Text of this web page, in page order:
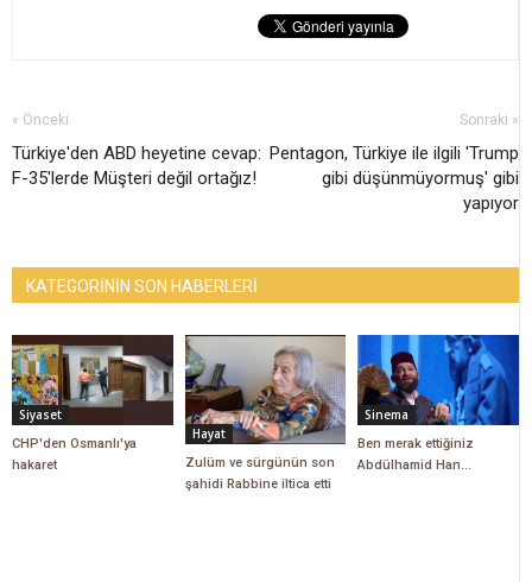
« Önceki
Türkiye'den ABD heyetine cevap:
F-35'lerde Müşteri değil ortağız!
Sonraki »
Pentagon, Türkiye ile ilgili 'Trump
gibi düşünmüyormuş' gibi
yapıyor
KATEGORİNİN SON HABERLERİ
Siyaset
CHP'den Osmanlı'ya
hakaret
Hayat
Zulüm ve sürgünün son
şahidi Rabbine iltica etti
Sinema
Ben merak ettiğiniz
Abdülhamid Han...